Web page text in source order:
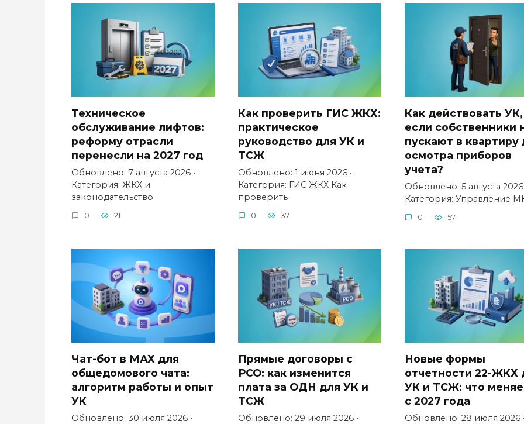
Техническое
обслуживание лифтов:
реформу отрасли
перенесли на 2027 год
Обновлено: 7 августа 2026 •
Категория: ЖКХ и
законодательство
0 21
Как проверить ГИС ЖКХ:
практическое
руководство для УК и
ТСЖ
Обновлено: 1 июня 2026 •
Категория: ГИС ЖКХ Как
проверить
0 37
Как действовать УК,
если собственники
пускают в квартиру
осмотра приборов
учета?
Обновлено: 5 августа 2026
Категория: Управление
0 57
Чат-бот в МАХ для
общедомового чата:
алгоритм работы и опыт
УК
Обновлено: 30 июля 2026 •
Прямые договоры с
РСО: как изменится
плата за ОДН для УК и
ТСЖ
Обновлено: 29 июля 2026 •
Новые формы
отчетности 22-ЖКХ
УК и ТСЖ: что
с 2027 года
Обновлено: 28 июля 2026